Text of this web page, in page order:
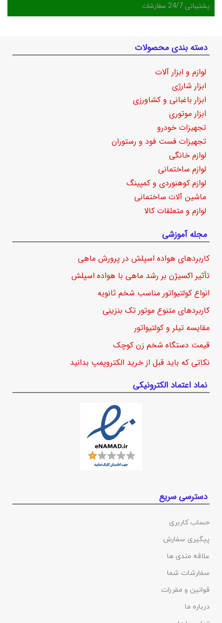
پشتیبانی 24/7 سفارشات
دسته بندی محصولات
لوازم و ابزار آلات
ابزار شارژی
ابزار باغبانی و کشاورزی
ابزار موتوری
تجهیزات خودرو
تجهیزات فست فود و رستوران
لوازم خانگی
لوازم ساختمانی
لوازم کوهنوردی و کمپینگ
ماشین آلات ساختمانی
لوازم و متعلقات کالا
مجله آموزشی
کاربردهای هواده اسپلش در پرورش ماهی
تأثیر اکسیژن بر رشد ماهی با هواده اسپلش
انواع کولتیواتور مناسب شخم ثانویه
کاربردهای متنوع موتور تک بنزینی
مقایسه تیلر و کولتیواتور
قیمت دستگاه شخم زن کوچک
نکاتی که باید قبل از خرید الکتروپمپ بدانید
نماد اعتماد الکترونیکی
دسترسی سریع
حساب کاربری
پیگیری سفارش
علاقه مندی ها
سفارشات شما
قوانین و مقررات
درباره ما